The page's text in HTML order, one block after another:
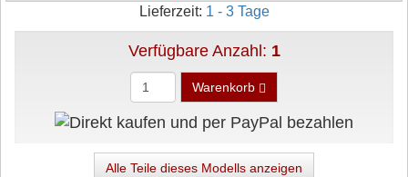
Lieferzeit: 1 - 3 Tage
Verfügbare Anzahl: 1
Warenkorb
Alle Teile dieses Modells anzeigen